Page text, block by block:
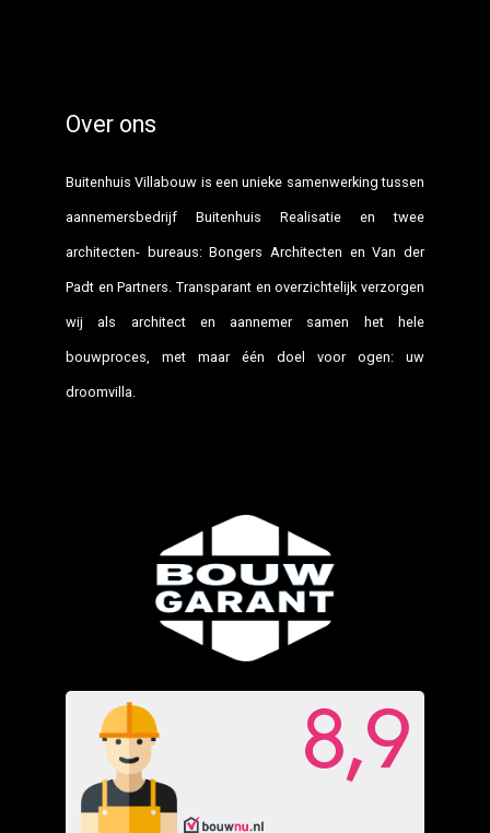
Over ons
Buitenhuis Villabouw is een unieke samenwerking tussen
aannemersbedrijf Buitenhuis Realisatie en twee
architecten- bureaus: Bongers Architecten en Van der
Padt en Partners. Transparant en overzichtelijk verzorgen
wij als architect en aannemer samen het hele
bouwproces, met maar één doel voor ogen: uw
droomvilla.